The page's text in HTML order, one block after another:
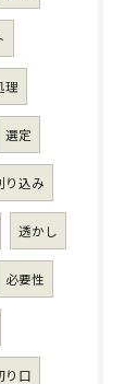
理
選定
り込み
透かし
必要性
り口